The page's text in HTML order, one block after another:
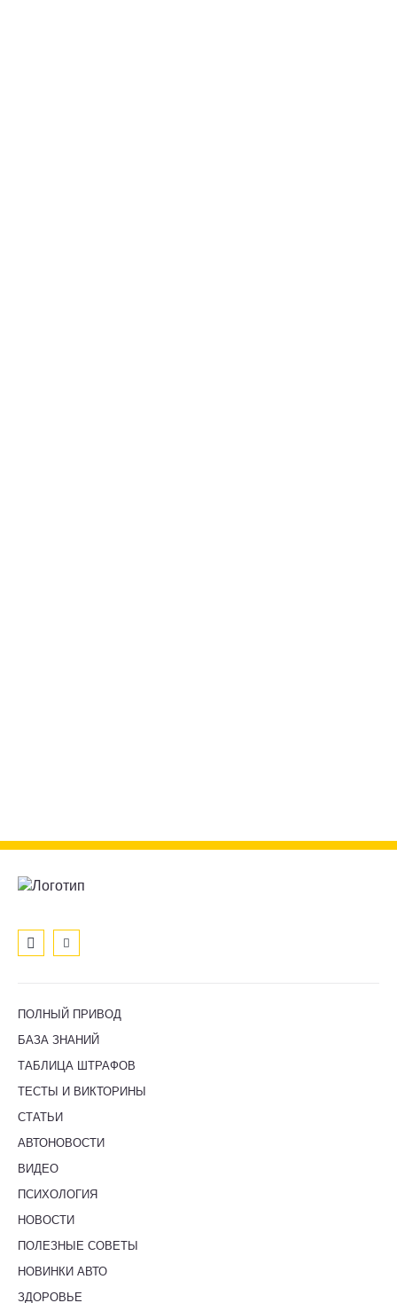
ПОЛНЫЙ ПРИВОД
БАЗА ЗНАНИЙ
ТАБЛИЦА ШТРАФОВ
ТЕСТЫ И ВИКТОРИНЫ
СТАТЬИ
АВТОНОВОСТИ
ВИДЕО
ПСИХОЛОГИЯ
НОВОСТИ
ПОЛЕЗНЫЕ СОВЕТЫ
НОВИНКИ АВТО
ЗДОРОВЬЕ